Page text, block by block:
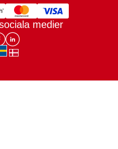
medier
Lomax DK Facebook
Lomax SE LinkIn
SE
da-DK